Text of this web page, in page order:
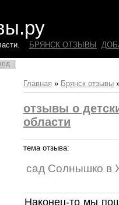
БРЯНСК ОТЗЫВЫ
Главная » Брянск отзывы
отзывы о
области
тема отзыва:
сад Солнышко в
Наконец-то мы